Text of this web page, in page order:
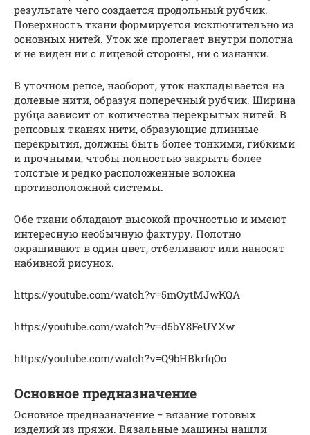
результате чего создается продольный рубчик.
Поверхность ткани формируется исключительно из
основных нитей. Уток же пролегает внутри полотна
и не виден ни с лицевой стороны, ни с изнанки.
В уточном репсе, наоборот, уток накладывается на
долевые нити, образуя поперечный рубчик. Ширина
рубца зависит от количества перекрытых нитей. В
репсовых тканях нити, образующие длинные
перекрытия, должны быть более тонкими, гибкими
и прочными, чтобы полностью закрыть более
толстые и редко расположенные волокна
противоположной системы.
Обе ткани обладают высокой прочностью и имеют
интересную необычную фактуру. Полотно
окрашивают в один цвет, отбеливают или наносят
набивной рисунок.
https://youtube.com/watch?v=5mOytMJwKQA
https://youtube.com/watch?v=d5bY8FeUYXw
https://youtube.com/watch?v=Q9bHBkrfqOo
Основное предназначение
Основное предназначение − вязание готовых
изделий из пряжи. Вязальные машины нашли